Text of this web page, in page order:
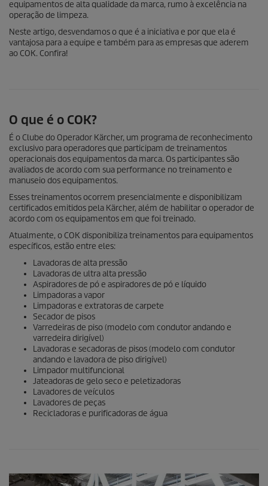
equipamentos de alta qualidade da marca, rumo à excelência na
operação de limpeza.
Neste artigo, desvendamos o que é a iniciativa e por que ela é
vantajosa para a equipe e também para as empresas que aderem
ao COK. Confira!
O que é o COK?
É o Clube do Operador Kärcher, um programa de reconhecimento
exclusivo para operadores que participam de treinamentos
operacionais dos equipamentos da marca. Os participantes são
avaliados de acordo com sua performance no treinamento e
manuseio dos equipamentos.
Esses treinamentos ocorrem presencialmente e disponibilizam
certificados emitidos pela Kärcher, além de habilitar o operador de
acordo com os equipamentos em que foi treinado.
Atualmente, o COK disponibiliza treinamentos para equipamentos
específicos, estão entre eles:
Lavadoras de alta pressão
Lavadoras de ultra alta pressão
Aspiradores de pó e aspiradores de pó e líquido
Limpadoras a vapor
Limpadoras e extratoras de carpete
Secador de pisos
Varredeiras de piso (modelo com condutor andando e
varredeira dirigível)
Lavadoras e secadoras de pisos (modelo com condutor
andando e lavadora de piso dirigível)
Limpador multifuncional
Jateadoras de gelo seco e peletizadoras
Lavadores de veículos
Lavadores de peças
Recicladoras e purificadoras de água